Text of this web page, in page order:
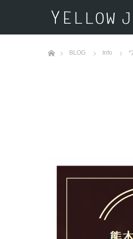
BLOG Info